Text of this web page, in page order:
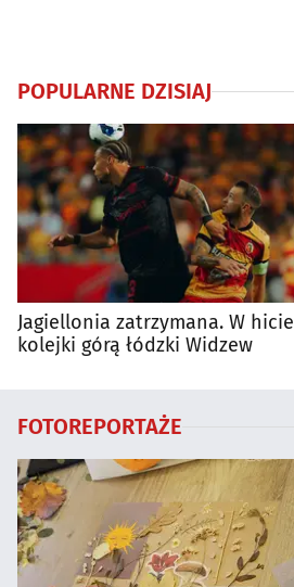
POPULARNE DZISIAJ
Jagiellonia zatrzymana. W hicie
kolejki górą łódzki Widzew
FOTOREPORTAŻE